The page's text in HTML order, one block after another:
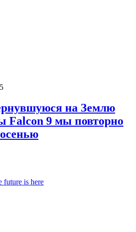
на Землю
Falcon 9 мы повторно
future is here